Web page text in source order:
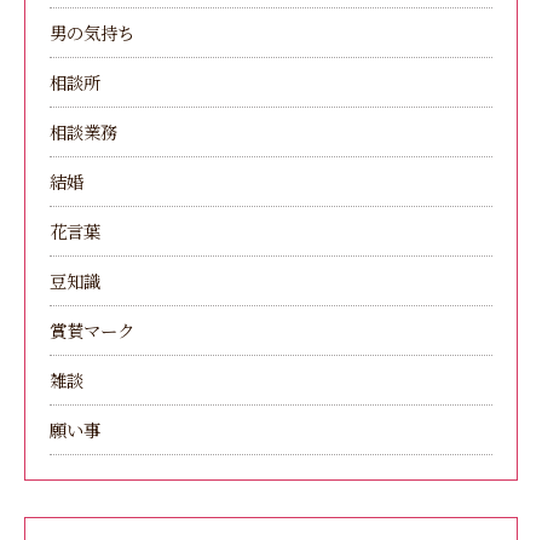
男の気持ち
相談所
相談業務
結婚
花言葉
豆知識
賞賛マーク
雑談
願い事